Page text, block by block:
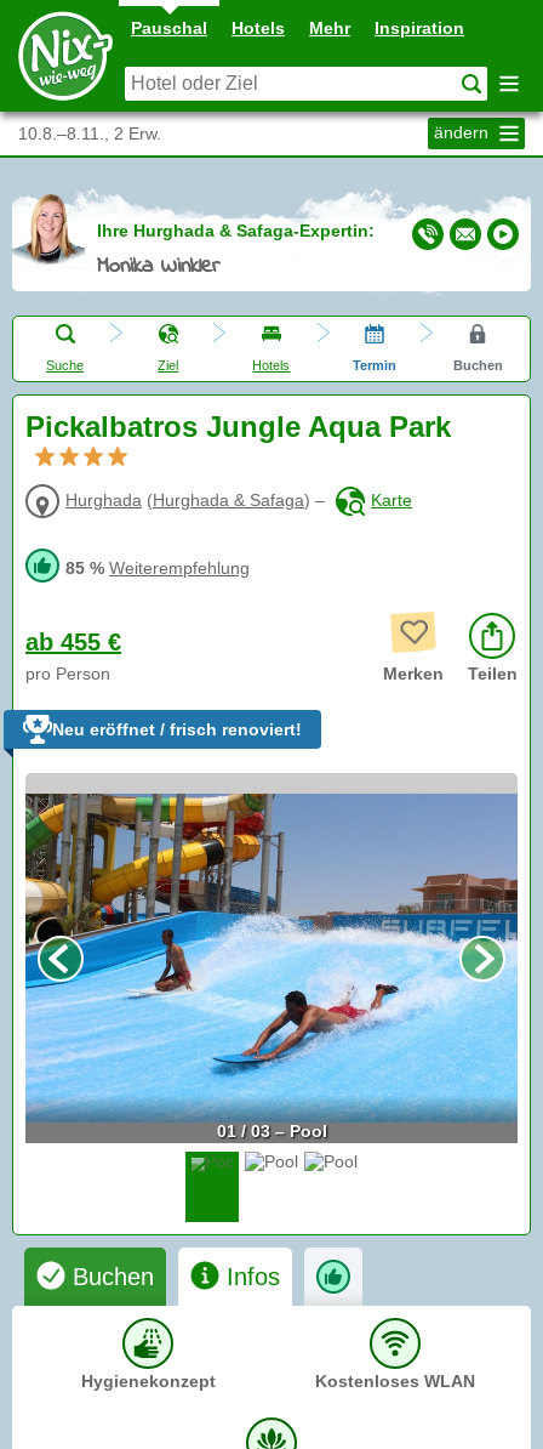
Pauschal Hotels Mehr Inspiration
10.8.–8.11., 2 Erw. ändern
Ihre Hurghada & Safaga-Expertin:
Monika Winkler
Suche Ziel Hotels Termin Buchen
Pickalbatros Jungle Aqua Park
Hurghada (Hurghada & Safaga) – Karte
85 % Weiterempfehlung
ab 455 €
pro Person Merken Teilen
Neu eröffnet / frisch renoviert!
01 / 03 – Pool
Buchen Infos
Hygienekonzept Kostenloses WLAN